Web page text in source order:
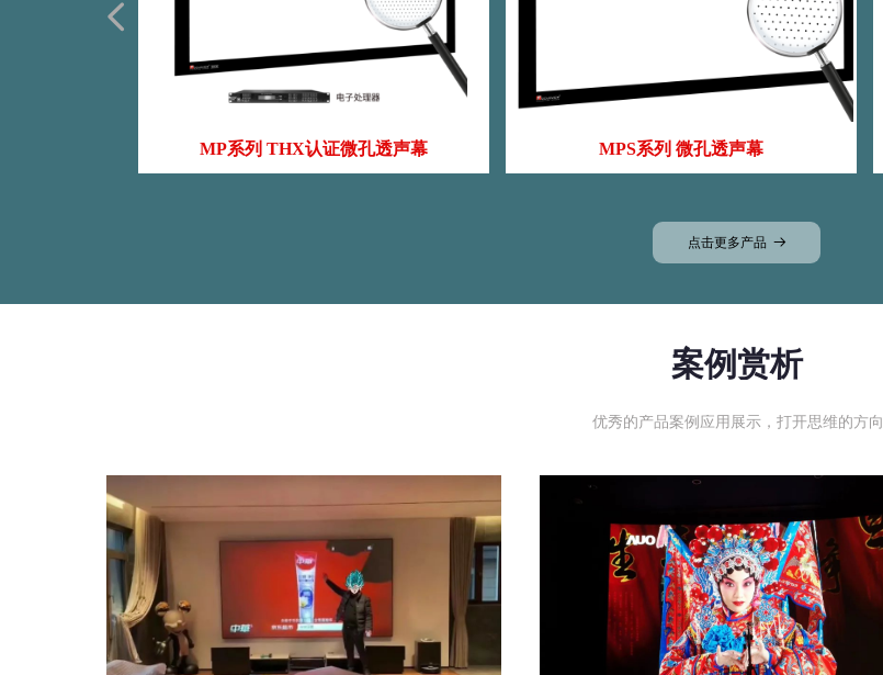
优秀的产品案例应用展示，打开思维的方向
案例赏析
MP系列 THX认证微孔透声幕 MPS系列 微孔透声幕
넳
点击更多产品 뀠